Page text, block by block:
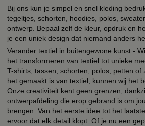
Bij ons kun je simpel en snel kleding
tegeltjes, schorten, hoodies, polos,
ontwerp. Bepaal zelf de kleur, opdruk en
je een uniek design dat niemand anders
Verander textiel in buitengewone kunst -
het transformeren van textiel tot unieke
T-shirts, tassen, schorten, polos, petten of
het gemaakt is van textiel, kunnen wij het
Onze creativiteit kent geen grenzen,
ontwerpafdeling die erop gebrand is om
brengen. Van het eerste idee tot het
ervoor dat elk detail klopt. Of je nu een